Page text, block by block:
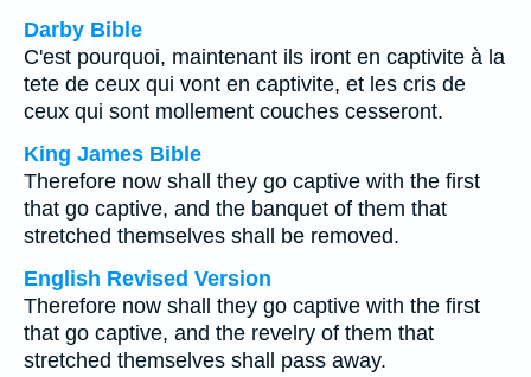
Darby Bible
C'est pourquoi, maintenant ils iront en captivite à la
tete de ceux qui vont en captivite, et les cris de
ceux qui sont mollement couches cesseront.
King James Bible
Therefore now shall they go captive with the first
that go captive, and the banquet of them that
stretched themselves shall be removed.
English Revised Version
Therefore now shall they go captive with the first
that go captive, and the revelry of them that
stretched themselves shall pass away.